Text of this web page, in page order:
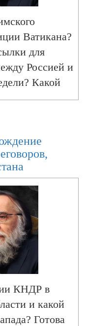
Ватикана?
для
Россией и
Какой
со
может
Ответы ищем
КНДР в
и какой
Готова